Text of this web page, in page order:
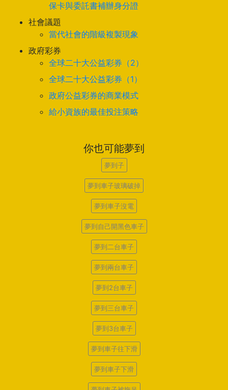
保卡與委託書補辦身分證
社會議題
當代社會的階級複製現象
政府彩券
全球二十大公益彩券（2）
全球二十大公益彩券（1）
政府公益彩券的商業模式
給小資族的最佳投注策略
你也可能夢到
夢到子
夢到車子玻璃破掉
夢到車子沒電
夢到自己開黑色車子
夢到二台車子
夢到兩台車子
夢到2台車子
夢到三台車子
夢到3台車子
夢到車子往下滑
夢到車子下滑